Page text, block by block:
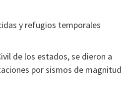
y refugios temporales
de los estados, se dieron a
por sismos de magnitud